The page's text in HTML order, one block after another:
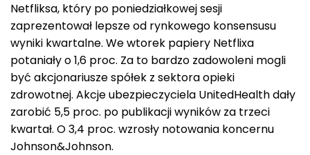
Netfliksa, który po poniedziałkowej sesji
zaprezentował lepsze od rynkowego konsensusu
wyniki kwartalne. We wtorek papiery Netflixa
potaniały o 1,6 proc. Za to bardzo zadowoleni mogli
być akcjonariusze spółek z sektora opieki
zdrowotnej. Akcje ubezpieczyciela UnitedHealth dały
zarobić 5,5 proc. po publikacji wyników za trzeci
kwartał. O 3,4 proc. wzrosły notowania koncernu
Johnson&Johnson.